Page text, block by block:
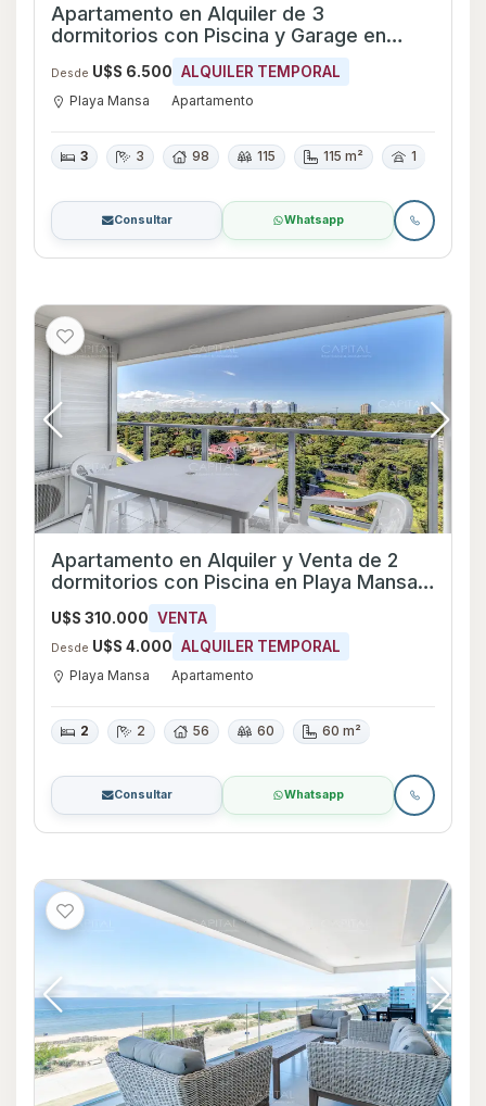
Apartamento en Alquiler de 3
dormitorios con Piscina y Garage en
Playa Mansa, Maldonado
Desde U$S 6.500 ALQUILER TEMPORAL
Playa Mansa Apartamento
3 3 98 115 115 m² 1
Consultar Whatsapp
Apartamento en Alquiler y Venta de 2
dormitorios con Piscina en Playa Mansa,
Maldonado
U$S 310.000 VENTA
Desde U$S 4.000 ALQUILER TEMPORAL
Playa Mansa Apartamento
2 2 56 60 60 m²
Consultar Whatsapp